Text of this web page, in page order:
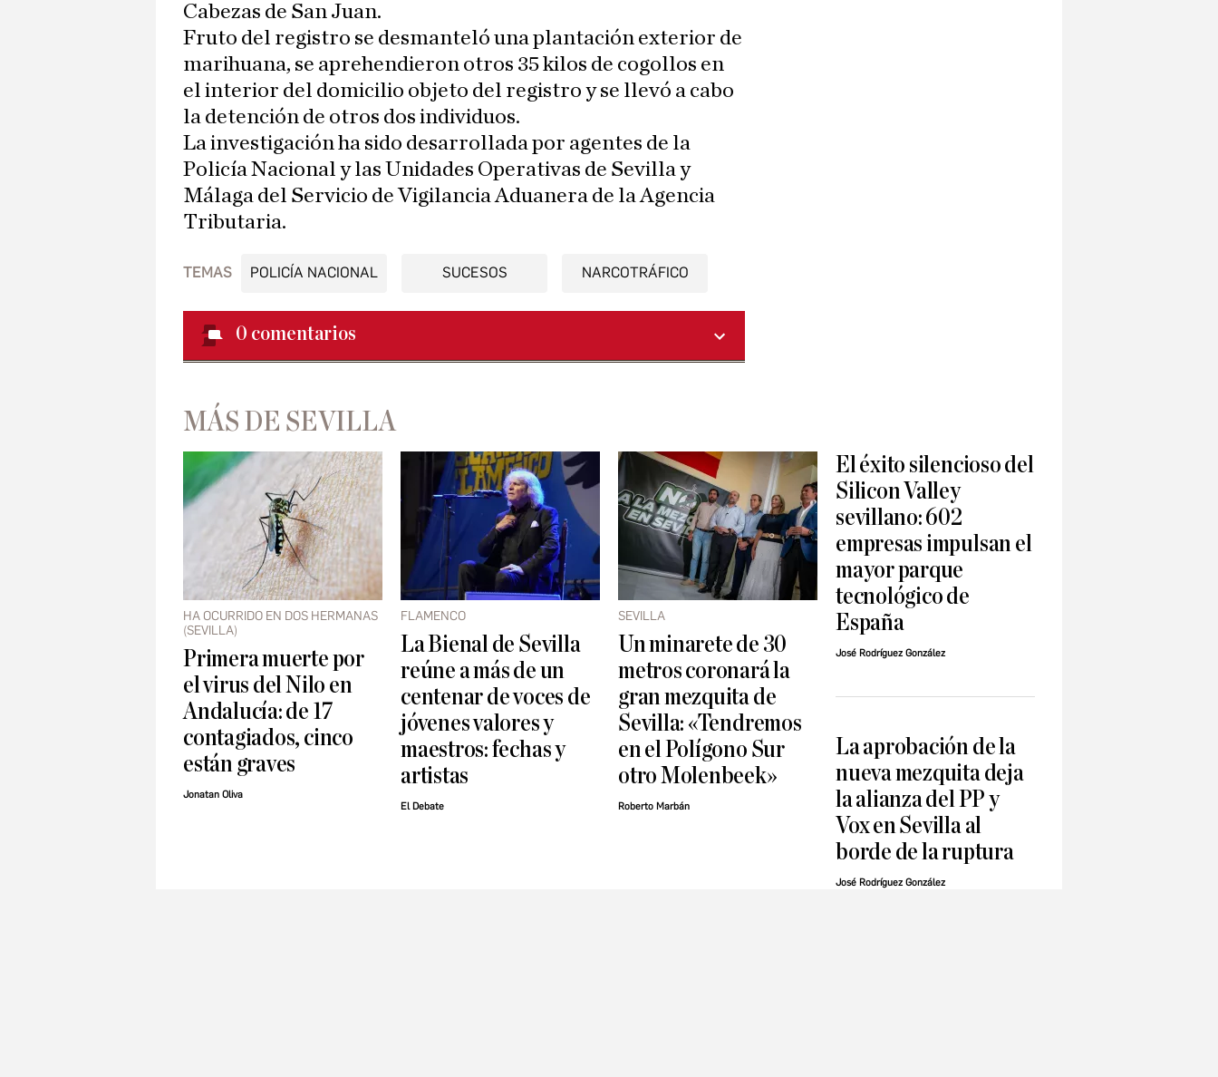
Cabezas de San Juan.
Fruto del registro se desmanteló una plantación exterior de
marihuana, se aprehendieron otros 35 kilos de cogollos en
el interior del domicilio objeto del registro y se llevó a cabo
la detención de otros dos individuos.
La investigación ha sido desarrollada por agentes de la
Policía Nacional y las Unidades Operativas de Sevilla y
Málaga del Servicio de Vigilancia Aduanera de la Agencia
Tributaria.
TEMAS POLICÍA NACIONAL SUCESOS NARCOTRÁFICO
0 comentarios
MÁS DE SEVILLA
HA OCURRIDO EN DOS HERMANAS
(SEVILLA)
Primera muerte por
el virus del Nilo en
Andalucía: de 17
contagiados, cinco
están graves
Jonatan Oliva
FLAMENCO
La Bienal de Sevilla
reúne a más de un
centenar de voces de
jóvenes valores y
maestros: fechas y
artistas
El Debate
SEVILLA
Un minarete de 30
metros coronará la
gran mezquita de
Sevilla: «Tendremos
en el Polígono Sur
otro Molenbeek»
Roberto Marbán
El éxito silencioso del
Silicon Valley
sevillano: 602
empresas impulsan el
mayor parque
tecnológico de
España
José Rodríguez González
La aprobación de la
nueva mezquita deja
la alianza del PP y
Vox en Sevilla al
borde de la ruptura
José Rodríguez González